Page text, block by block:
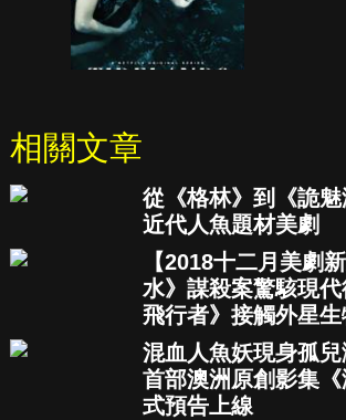
相關文章
從《格林》到《詭
近代人魚題材美劇
【2018十二月美劇
水》謀殺案驚駭現
飛行者》接觸外星生
混血人魚妖現身孤
首部澳洲原創影集
式預告上線